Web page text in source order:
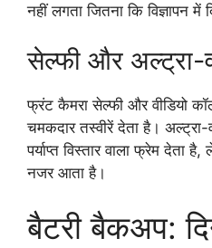
नहीं लगता जितना कि विज्ञापन में
सेल्फी और अल्ट्रा-
फ्रंट कैमरा सेल्फी और वीडियो
चमकदार तस्वीरें देता है।
पर्याप्त विस्तार वाला फ्रेम देता
नजर आता है।
बैटरी बैकअप: